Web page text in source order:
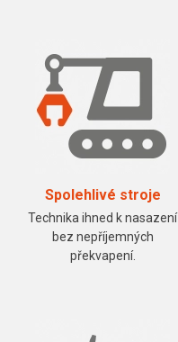
Spolehlivé stroje
Technika ihned k nasazení
bez nepříjemných
překvapení.